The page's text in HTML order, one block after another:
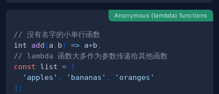
Anonymous (lambda) functions
// 没有名字的小单行函数
int add (a , b) => a+b ;
// lambda 函数大多作为参数传递给其他函数
const list =
[
'apples' , 'bananas' ,
'oranges'
] ;